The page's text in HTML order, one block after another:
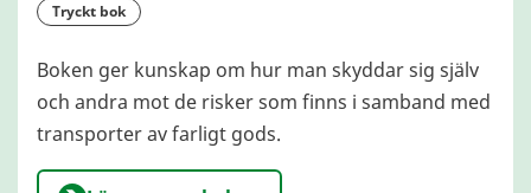
tryckt bok
Boken ger kunskap om hur man skyddar sig själv
och andra mot de risker som finns i samband med
transporter av farligt gods.